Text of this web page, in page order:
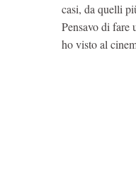
casi, da quelli
Pensavo di fare
ho visto al